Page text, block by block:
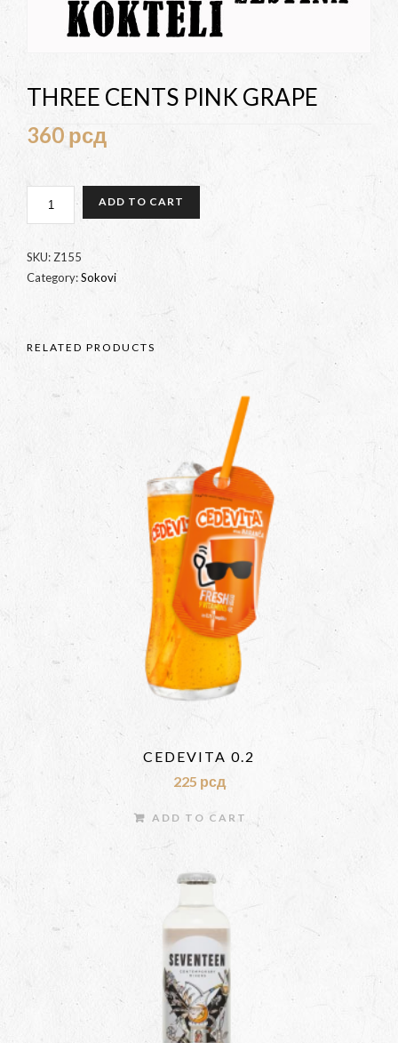
THREE CENTS PINK GRAPE
360 рсд
GRAPE
QUANTITY
ADD TO CART
SKU: Z155
Category:Sokovi
RELATED PRODUCTS
CEDEVITA 0.2
225 рсд
ADD TO CART